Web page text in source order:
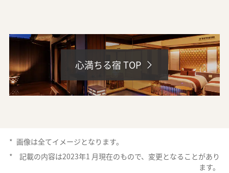
ANAトラベラーズ厳選 熱海 ANAトラベラーズ厳選 伊豆
心満ちる宿 TOP
* 画像は全てイメージとなります。
*
記載の内容は2023年1 月現在のもので、変更となることがあり
ます。